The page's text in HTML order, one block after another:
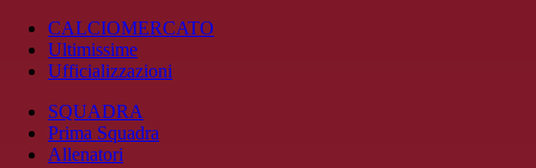
CALCIOMERCATO
Ultimissime
Ufficializzazioni
SQUADRA
Prima Squadra
Allenatori